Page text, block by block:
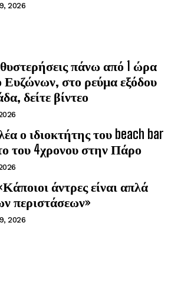
2026
πάνω από 1 ώρα
Ευζώνων, στο ρεύμα εξόδου
δείτε βίντεο
ο ιδιοκτήτης του beach bar
του 4χρονου στην Πάρο
άντρες είναι απλά
περιστάσεων»
2026